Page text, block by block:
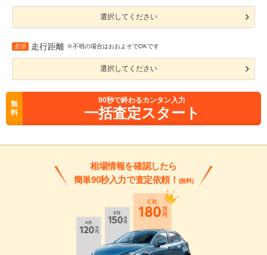
選択してください
必須 走行距離 ※不明の場合はおおよそでOKです
選択してください
無
料
90秒で終わるカンタン入力
一括査定スタート
相場情報を確認したら
簡単90秒入力で査定依頼！ (無料)